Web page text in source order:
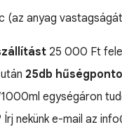
(az anyag
25 000 Ft
25db
egységáron
nekünk e-mail az